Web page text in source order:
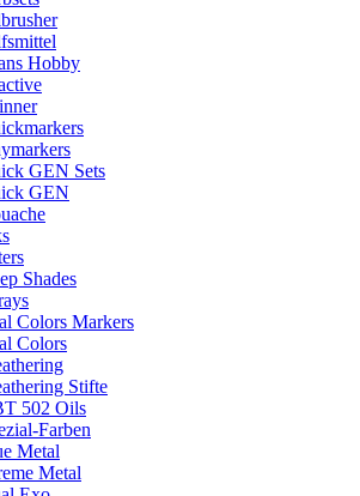
Hobby
GEN Sets
GEN
Shades
Colors Markers
Colors
Stifte
502 Oils
Farben
Metal
Metal